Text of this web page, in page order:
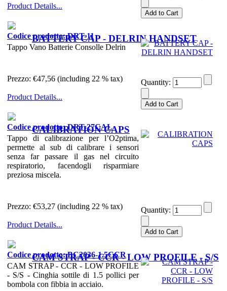
Product Details...
BATTERY CAP - DELRIN HANDSET
Codice prodotto: DRT-11
Tappo Vano Batterie Consolle Delrin
Prezzo: €47,56 (including 22 % tax)
Product Details...
Quantity:
CALIBRATION CAPS
Codice prodotto: DRT-27CAL
Tappo di calibrazione per l’O2ptima,
permette al sub di calibrare i sensori
senza far passare il gas nel circuito
respiratorio, facendogli risparmiare
preziosa miscela.
Prezzo: €53,27 (including 22 % tax)
Product Details...
Quantity:
CAM STRAP - CCR - LOW PROFILE - S/S
Codice prodotto: BC2036-1.5CCR
CAM STRAP - CCR - LOW PROFILE
- S/S - Cinghia sottile di 1.5 pollici per
bombola con fibbia in acciaio.